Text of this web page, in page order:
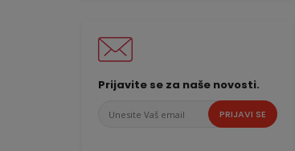
Prijavite se za naše novosti.
Vaš
PRIJAVI SE